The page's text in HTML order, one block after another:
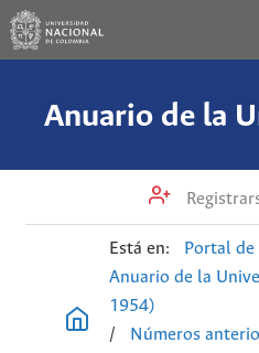
Está en: Portal de
Anuario de la
1954)
/
Números